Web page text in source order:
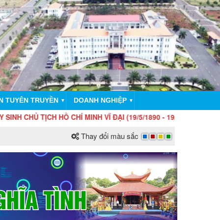
TUYÊN TRUYỀN ▼ DOANH NGHIỆP ▼
TỊCH HỒ CHÍ MINH VĨ ĐẠI (19/5/1890 - 19/5/2026)!
Thay đổi màu sắc